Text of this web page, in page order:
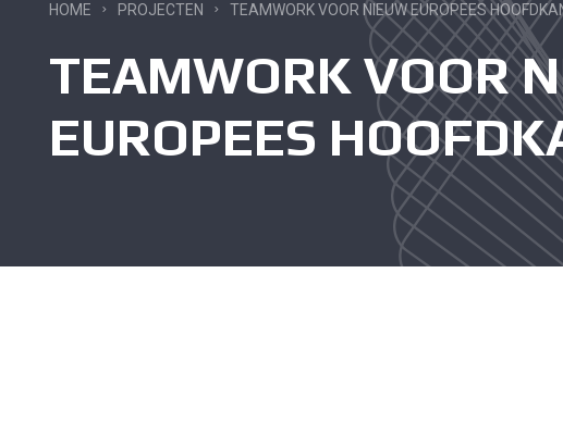
HOME PROJECTEN TEAMWORK VOOR NIEUW EUROPEES
TEAMWORK VOOR
EUROPEES